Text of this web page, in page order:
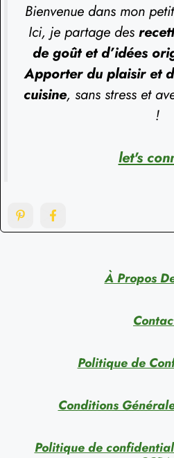
Bienvenue dans mon
Ici, je partage des
de goût et d’idées
Apporter du plaisir et
cuisine, sans stress et
!
let's
À Propos
Politique de
Conditions
Politique de